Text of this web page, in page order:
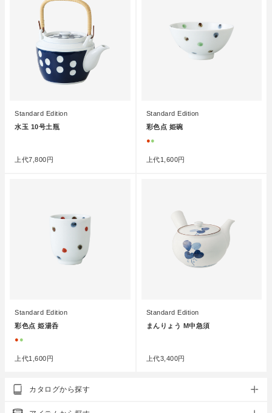
Standard Edition
水玉 10号土瓶
上代7,800円
Standard Edition
彩色点 姫碗
●●
上代1,600円
Standard Edition
彩色点 姫湯呑
● ●
上代1,600円
Standard Edition
まんりょう M中急須
上代3,400円
カタログから探す